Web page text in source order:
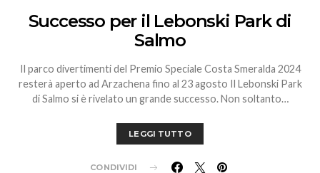
Successo per il Lebonski Park di
Salmo
Il parco divertimenti del Premio Speciale Costa Smeralda 2024
resterà aperto ad Arzachena fino al 23 agosto Il Lebonski Park
di Salmo si è rivelato un grande successo. Non soltanto…
LEGGI TUTTO
CONDIVIDI